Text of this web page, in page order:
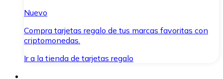
Nuevo
Compra tarjetas regalo de tus marcas favoritas con
criptomonedas.
Ir a la tienda de tarjetas regalo